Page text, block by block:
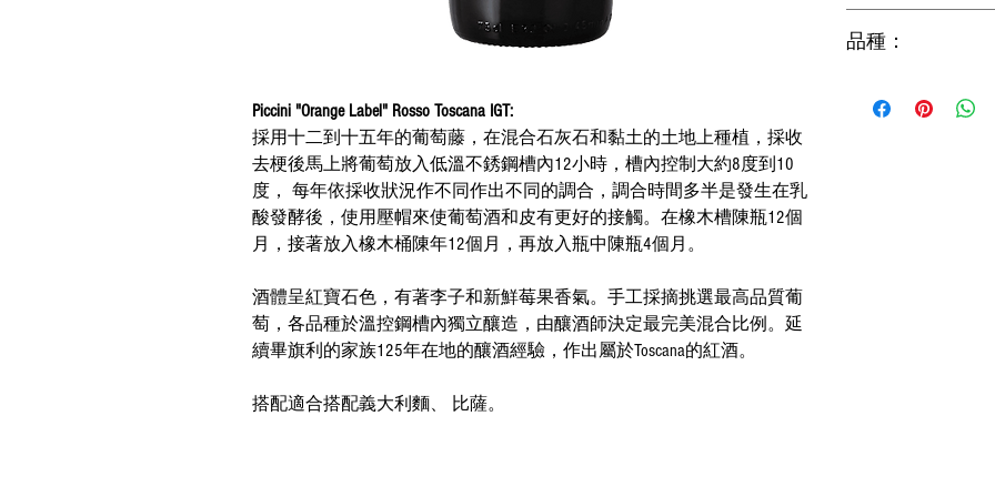
Piccini "Orange Label" Rosso Toscana IGT:
採用十二到十五年的葡萄藤，在混合石灰石和黏土的土地上種植，採收
去梗後馬上將葡萄放入低溫不銹鋼槽內12小時，槽內控制大約8度到10
度， 每年依採收狀況作不同作出不同的調合，調合時間多半是發生在乳
酸發酵後，使用壓帽來使葡萄酒和皮有更好的接觸。在橡木槽陳瓶12個
月，接著放入橡木桶陳年12個月，再放入瓶中陳瓶4個月。
酒體呈紅寶石色，有著李子和新鮮莓果香氣。手工採摘挑選最高品質葡
萄，各品種於溫控鋼槽內獨立釀造，由釀酒師決定最完美混合比例。延
續畢旗利的家族125年在地的釀酒經驗，作出屬於Toscana的紅酒。
搭配適合搭配義大利麵、 比薩。
品種：